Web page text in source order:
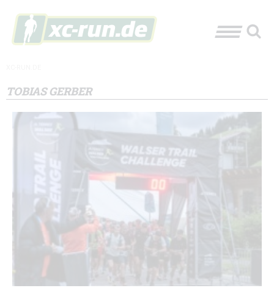
TOBIAS GERBER